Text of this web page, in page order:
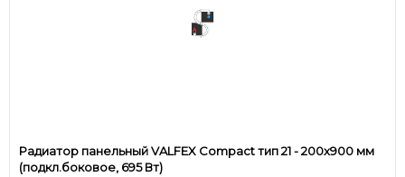
Радиатор панельный VALFEX Compact тип 21 - 200x900 мм
(подкл.боковое, 695 Вт)